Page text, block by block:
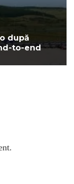
după
to-end